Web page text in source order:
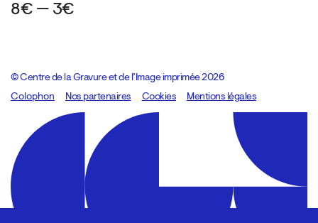
8€ — 3€
© Centre de la Gravure et de l’Image imprimée 2026
Colophon
Design:Marcel Kaczmarek, code:8080.studio
Nos partenaires Cookies Mentions légales